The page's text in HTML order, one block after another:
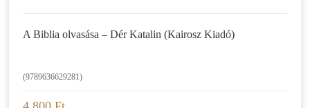
A Biblia olvasása – Dér Katalin (Kairosz Kiadó)
(9789636629281)